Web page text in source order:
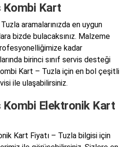
Kombi Kart
aramalarınızda en uygun
bizde bulacaksınız. Malzeme
kadar
birinci sınıf servis desteği
Kart – Tuzla için en bol çeşitli
ile ulaşabilirsiniz.
Elektronik Kart
Kart Fiyatı – Tuzla bilgisi için